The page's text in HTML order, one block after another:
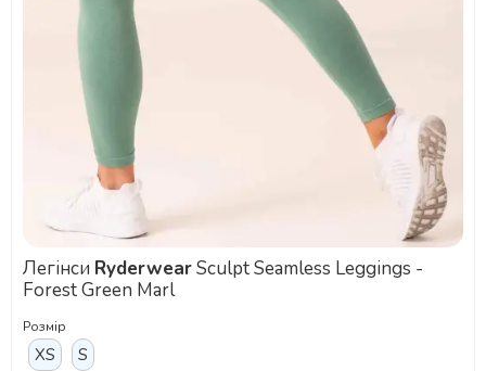
Легінси RyderwearSculpt Seamless Leggings -
Forest Green Marl
Розмір
XS S